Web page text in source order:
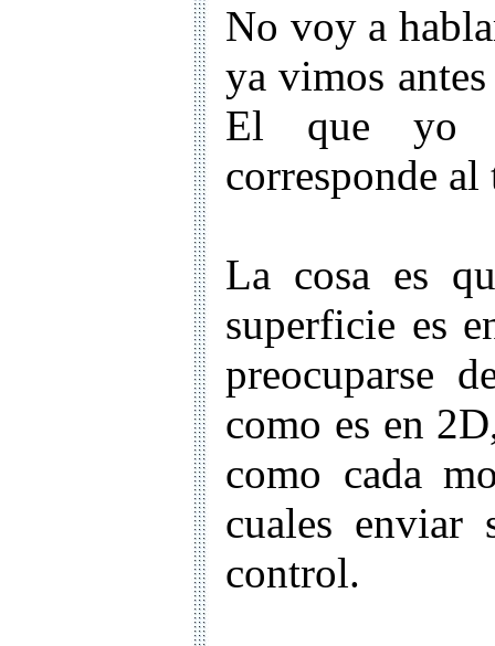
No voy a
ya vimos
El que yo
corresponde
La cosa es
superficie es
preocuparse
como es en
como cada
cuales enviar
control.